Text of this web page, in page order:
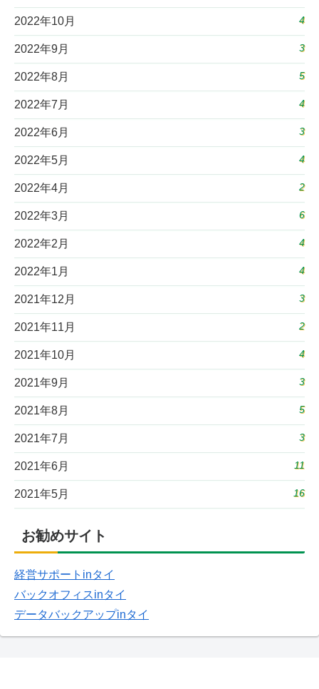
2022年10月 4
2022年9月 3
2022年8月 5
2022年7月 4
2022年6月 3
2022年5月 4
2022年4月 2
2022年3月 6
2022年2月 4
2022年1月 4
2021年12月 3
2021年11月 2
2021年10月 4
2021年9月 3
2021年8月 5
2021年7月 3
2021年6月 11
2021年5月 16
お勧めサイト
経営サポートinタイ
バックオフィスinタイ
データバックアップinタイ